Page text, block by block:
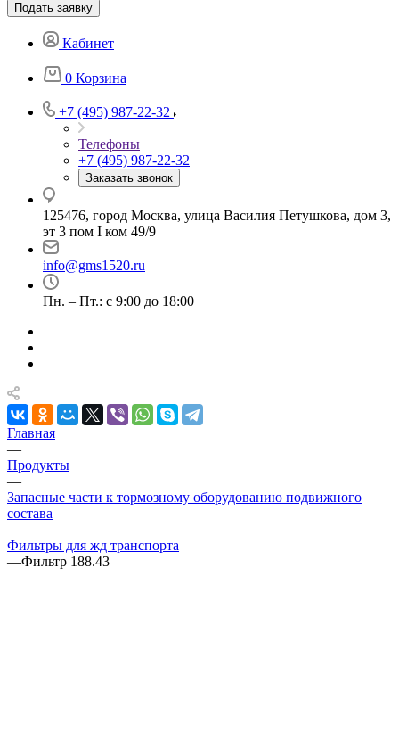
Подать заявку
Кабинет
0 Корзина
+7 (495) 987-22-32
Телефоны
+7 (495) 987-22-32
Заказать звонок
125476, город Москва, улица Василия Петушкова, дом 3,
эт 3 пом I ком 49/9
info@gms1520.ru
Пн. – Пт.: с 9:00 до 18:00
Главная
—
Продукты
—
Запасные части к тормозному оборудованию подвижного
состава
—
Фильтры для жд транспорта
—Фильтр 188.43